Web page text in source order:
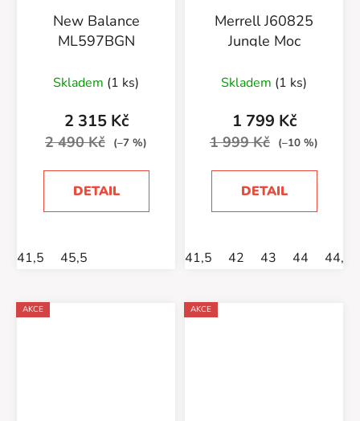
New Balance
ML597BGN
Skladem (1 ks)
2 315 Kč
2 490 Kč (–7 %)
DETAIL
41,5 45,5
Merrell J60825
Jungle Moc
Skladem (1 ks)
1 799 Kč
1 999 Kč (–10 %)
DETAIL
41,5 42 43 44 44,5
AKCE AKCE